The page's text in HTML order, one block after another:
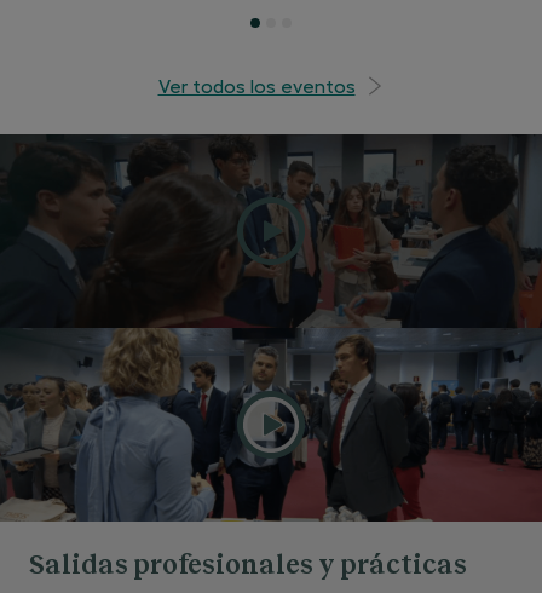
Ver todos los eventos
Salidas profesionales y prácticas